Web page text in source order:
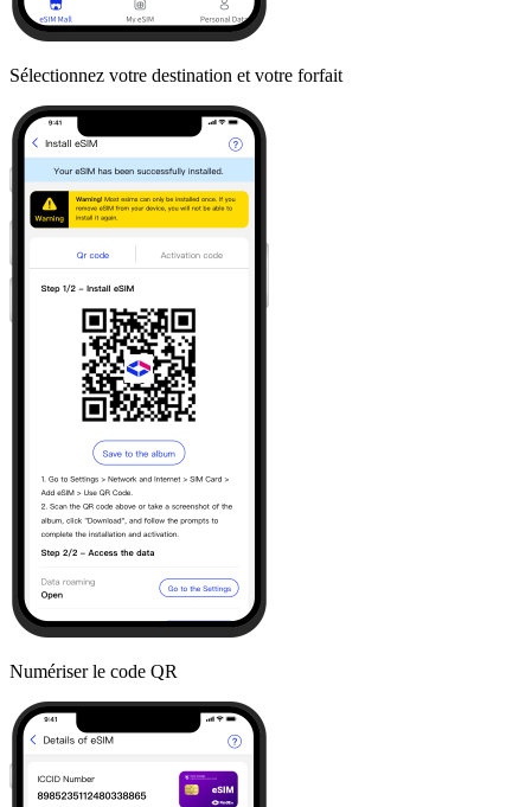
Sélectionnez votre destination et votre forfait
Numériser le code QR